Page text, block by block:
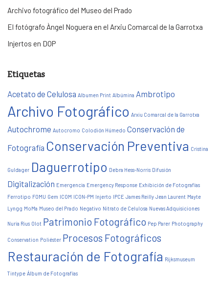
Archivo fotográfico del Museo del Prado
El fotógrafo Àngel Noguera en el Arxiu Comarcal de la Garrotxa
Injertos en DOP
Etiquetas
Acetato de Celulosa Albumen Print Albúmina Ambrotipo
Archivo Fotográfico Arxiu Comarcal de la Garrotxa
Autochrome Autocromo Colodión Húmedo Conservación de
Fotografía Conservación Preventiva Cristina
Guldager Daguerrotipo Debra Hess-Norris Difusión
Digitalización Emergencia Emergency Response Exhibición de Fotografías
Ferrotipo FOMU Gem ICOM ICON-PM Injerto IPCE James Reilly Jean Laurent Mayte
Lyngg MoMa Museo del Prado Negativo Nitrato de Celulosa Nuevas Adquisiciones
Nuria Rius Olot Patrimonio Fotográfico Pep Parer Photography
Conservation Poliéster Procesos Fotográficos
Restauración de Fotografía Rijksmuseum
Tintype Álbum de Fotografías